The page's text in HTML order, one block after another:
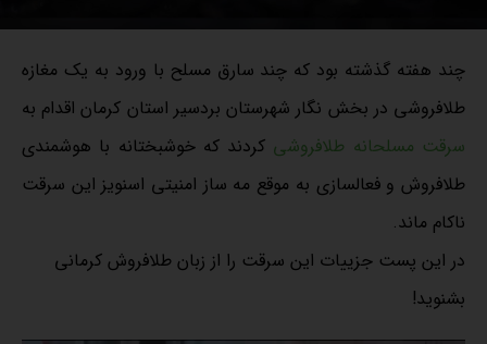
چند هفته گذشته بود که چند سارق مسلح با ورود به یک مغازه
طلافروشی در بخش نگار شهرستان بردسیر استان کرمان اقدام به
سرقت مسلحانه طلافروشی کردند که خوشبختانه با هوشمندی
طلافروش و فعالسازی به موقع مه ساز امنیتی اسنویز این سرقت
ناکام ماند.
در این پست جزییات این سرقت را از زبان طلافروش کرمانی
بشنوید!